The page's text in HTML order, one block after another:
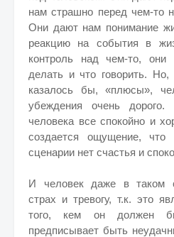
нам страшно перед чем-то
Они дают нам понимание
реакцию на события в
контроль над чем-то,
делать и что говорить.
казалось бы, «плюсы»,
убеждения очень
человека все спокойно и
создается ощущение,
сценарии нет счастья и
И человек даже в таком
страх и тревогу, т.к. это
того, кем он должен
предписывает быть